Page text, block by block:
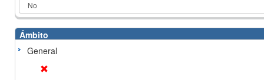
Ámbito
General